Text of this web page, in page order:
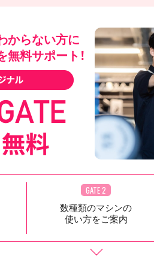
からない方に
料サポート！
GATE 2
数種類のマシンの
使い方をご案内